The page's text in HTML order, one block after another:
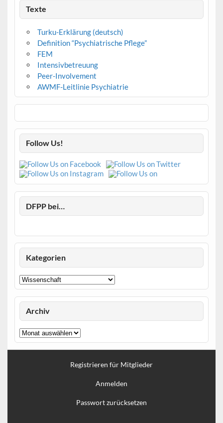
Texte
Turku-Erklärung (deutsch)
Definition “Psychiatrische Pflege”
FEM
Intensivbetreuung
Peer-Involvement
AWMF-Leitlinie Psychiatrie
Follow Us!
DFPP bei…
Kategorien
Kategorien
Archiv
Archiv
Registrieren für Mitglieder
Anmelden
Passwort zurücksetzen